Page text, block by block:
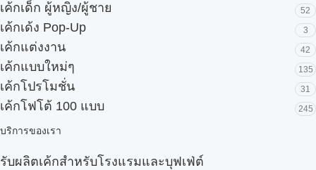
เค้กเด็ก ผู้หญิง/ผู้ชาย 52
เค้กเด้ง Pop-Up 3
เค้กแต่งงาน 42
เค้กแบบใหม่ๆ 135
เค้กโปรโมชั่น 31
เค้กโฟโต้ 100 แบบ 245
บริการของเรา
รับผลิตเค้กสำหรับโรงแรมและบุฟเฟ่ต์